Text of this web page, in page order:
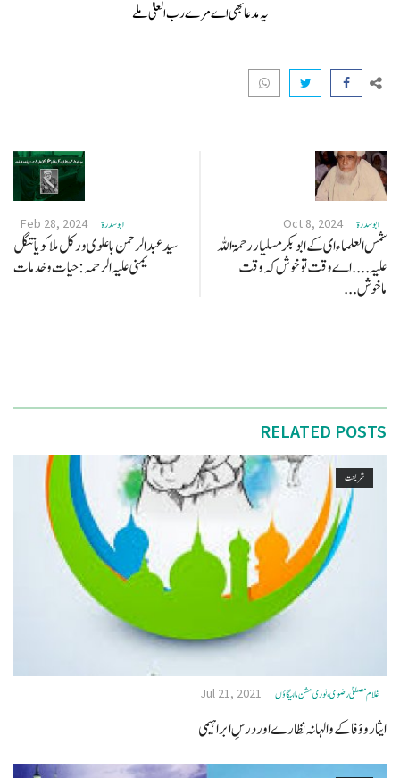
یہ مدعا بھی اے مرے رب العلیٰ ملے
ابو سدرة Oct 8, 2024
شمس العلماء ای کے ابو بکر مسلیار رحمۃ اللہ
علیہ .... اے وقت تو خوش کہ وقت
ماخوش...
ابو سدرة Feb 28, 2024
سید عبد الرحمن باعلوی ورکل ملا کویا تنگل
یمنی علیہ الرحمہ: حیات و خدمات
RELATED POSTS
شریعت
غلام مصطفیٰ رضوی، نوری مشن مالیگاؤں Jul 21, 2021
ایثار و وَفا کے والہانہ نظارے اور درسِ ابراہیمی